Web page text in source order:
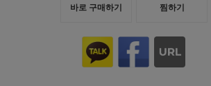
바로 구매하기 찜하기